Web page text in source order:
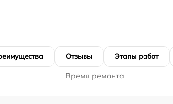
Отзывы Этапы работ
Время ремонта